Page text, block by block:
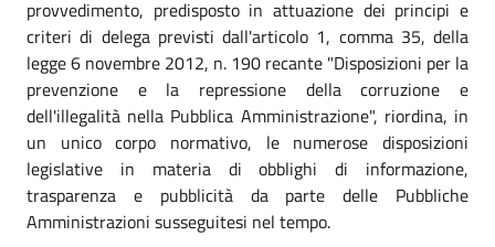
provvedimento, predisposto in attuazione dei principi e
criteri di delega previsti dall'articolo 1, comma 35, della
legge 6 novembre 2012, n. 190 recante "Disposizioni per la
prevenzione e la repressione della corruzione e
dell'illegalità nella Pubblica Amministrazione", riordina, in
un unico corpo normativo, le numerose disposizioni
legislative in materia di obblighi di informazione,
trasparenza e pubblicità da parte delle Pubbliche
Amministrazioni susseguitesi nel tempo.